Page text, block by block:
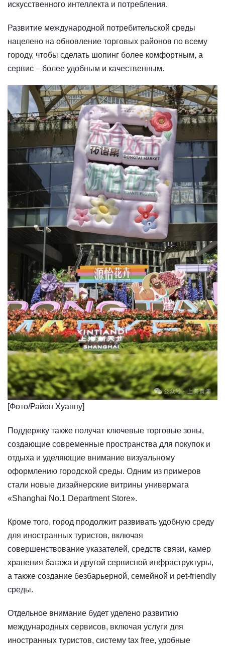
искусственного интеллекта и потребления.
Развитие международной потребительской среды
нацелено на обновление торговых районов по всему
городу, чтобы сделать шопинг более комфортным, а
сервис – более удобным и качественным.
​​[Фото/Район Хуанпу]
Поддержку также получат ключевые торговые зоны,
создающие современные пространства для покупок и
отдыха и уделяющие внимание визуальному
оформлению городской среды. Одним из примеров
стали новые дизайнерские витрины универмага
«Shanghai No.1 Department Store».
Кроме того, город продолжит развивать удобную среду
для иностранных туристов, включая
совершенствование указателей, средств связи, камер
хранения багажа и другой сервисной инфраструктуры,
а также создание безбарьерной, семейной и pet-friendly
среды.
Отдельное внимание будет уделено развитию
международных сервисов, включая услуги для
иностранных туристов, систему tax free, удобные